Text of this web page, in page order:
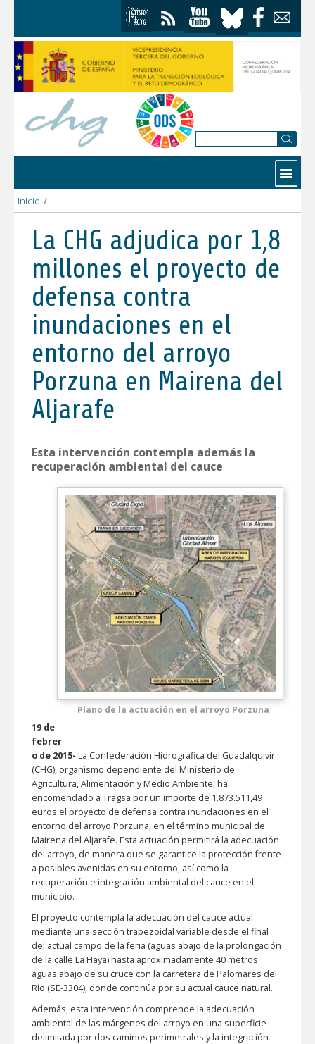
Contactar
Inicio /
La CHG adjudica por 1,8
millones el proyecto de
defensa contra
inundaciones en el
entorno del arroyo
Porzuna en Mairena del
Aljarafe
Esta intervención contempla además la
recuperación ambiental del cauce
Plano de la actuación en el arroyo Porzuna
19 de
febrer
o de 2015- La Confederación Hidrográfica del Guadalquivir
(CHG), organismo dependiente del Ministerio de
Agricultura, Alimentación y Medio Ambiente, ha
encomendado a Tragsa por un importe de 1.873.511,49
euros el proyecto de defensa contra inundaciones en el
entorno del arroyo Porzuna, en el término municipal de
Mairena del Aljarafe. Esta actuación permitirá la adecuación
del arroyo, de manera que se garantice la protección frente
a posibles avenidas en su entorno, así como la
recuperación e integración ambiental del cauce en el
municipio.
El proyecto contempla la adecuación del cauce actual
mediante una sección trapezoidal variable desde el final
del actual campo de la feria (aguas abajo de la prolongación
de la calle La Haya) hasta aproximadamente 40 metros
aguas abajo de su cruce con la carretera de Palomares del
Río (SE-3304), donde continúa por su actual cauce natural.
Además, esta intervención comprende la adecuación
ambiental de las márgenes del arroyo en una superficie
delimitada por dos caminos perimetrales y la integración